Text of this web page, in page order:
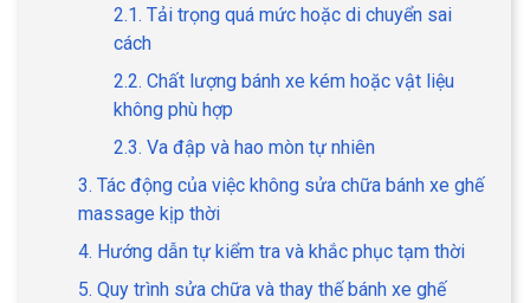
2.1. Tải trọng quá mức hoặc di chuyển sai
cách
2.2. Chất lượng bánh xe kém hoặc vật liệu
không phù hợp
2.3. Va đập và hao mòn tự nhiên
3. Tác động của việc không sửa chữa bánh xe ghế
massage kịp thời
4. Hướng dẫn tự kiểm tra và khắc phục tạm thời
5. Quy trình sửa chữa và thay thế bánh xe ghế